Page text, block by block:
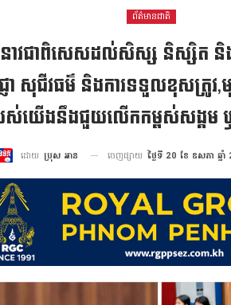
ព័ត៌មានជាតិ
វនាវជាពិសេសដល់សិស្ស និស្សិ
សុជីវធម៌ និងការទទួលខុសត្រូវ,
បស់យើងនឹងជួយលើកកម្ពស់សង្គម
ដោយ ប្រុស អាន ចេញផ្សាយ ថ្ងៃទី 20 ខែ ឧសភា ឆ្ន